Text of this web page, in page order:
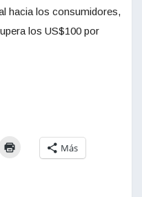
hacia los consumidores,
los US$100 por
Más